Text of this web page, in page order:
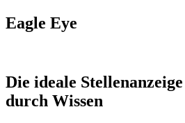
Eagle Eye
Die ideale
durch Wissen